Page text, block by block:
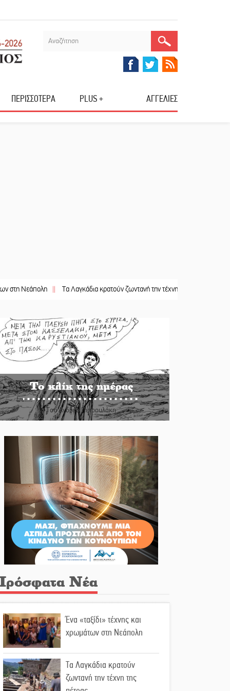
ΠΕΡΙΣΣΟΤΕΡΑ PLUS + ΑΓΓΕΛΙΕΣ
|| Τα Λαγκάδια κρατούν ζωντανή την τέχνη της πέτρας ||
Το κλίκ της ημέρας
Του Ανδρέα Πετρουλάκη
Νέα
Ένα «ταξίδι» τέχνης και
χρωμάτων στη Νεάπολη
Τα Λαγκάδια κρατούν
ζωντανή την τέχνη της